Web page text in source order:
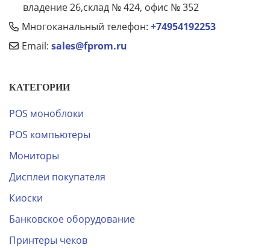
владение 26,склад № 424, офис № 352
Многоканальный телефон: +74954192253
Email: sales@fprom.ru
КАТЕГОРИИ
POS моноблоки
POS компьютеры
Мониторы
Дисплеи покупателя
Киоски
Банковское оборудование
Принтеры чеков